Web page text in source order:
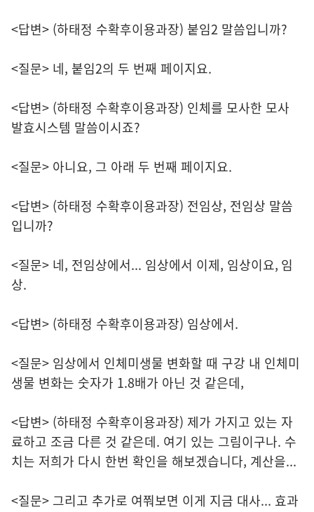
<답변> (하태정 수확후이용과장) 붙임2 말씀입니까?
<질문> 네, 붙임2의 두 번째 페이지요.
<답변> (하태정 수확후이용과장) 인체를 모사한 모사
발효시스템 말씀이시죠?
<질문> 아니요, 그 아래 두 번째 페이지요.
<답변> (하태정 수확후이용과장) 전임상, 전임상 말씀
입니까?
<질문> 네, 전임상에서... 임상에서 이제, 임상이요, 임
상.
<답변> (하태정 수확후이용과장) 임상에서.
<질문> 임상에서 인체미생물 변화할 때 구강 내 인체미
생물 변화는 숫자가 1.8배가 아닌 것 같은데,
<답변> (하태정 수확후이용과장) 제가 가지고 있는 자
료하고 조금 다른 것 같은데. 여기 있는 그림이구나. 수
치는 저희가 다시 한번 확인을 해보겠습니다, 계산을...
<질문> 그리고 추가로 여쭤보면 이게 지금 대사... 효과